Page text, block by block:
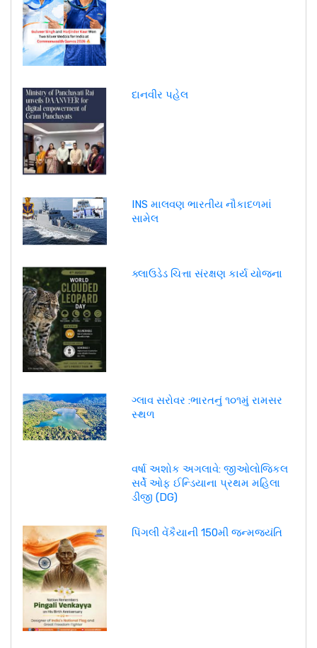
દાનવીર પહેલ
INS માલવણ ભારતીય નૌકાદળમાં
સામેલ
ક્લાઉડેડ ચિત્તા સંરક્ષણ કાર્ય યોજના
ગ્લાવ સરોવર :ભારતનું ૧૦૧મું રામસર
સ્થળ
વર્ષા અશોક અગલાવે: જીઓલોજિકલ
સર્વે ઓફ ઈન્ડિયાના પ્રથમ મહિલા
ડીજી (DG)
પિંગલી વેંકૈયાની 150મી જન્મજયંતિ